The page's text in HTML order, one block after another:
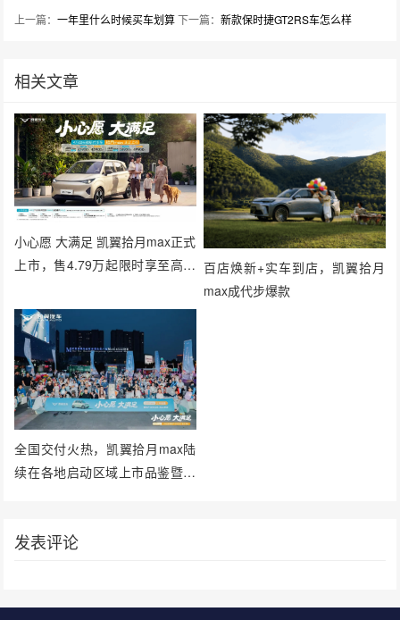
上一篇：一年里什么时候买车划算下一篇：新款保时捷GT2RS车怎么样
相关文章
小心愿 大满足 凯翼拾月max正式
上市，售4.79万起限时享至高万 百店焕新+实车到店，凯翼拾月
max成代步爆款
全国交付火热，凯翼拾月max陆
续在各地启动区域上市品鉴暨用
发表评论